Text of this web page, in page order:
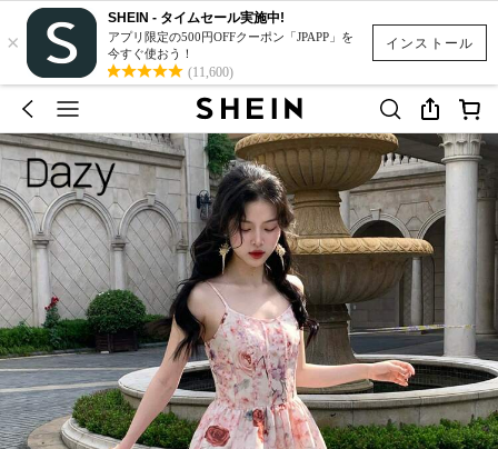
インストール
×
SHEIN - タイムセール実施中!
アプリ限定の500円OFFクーポン「JPAPP」を
今すぐ使おう！
(11,600)